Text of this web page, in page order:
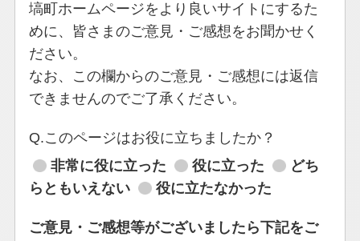
塙町ホームページをより良いサイトにするた
めに、皆さまのご意見・ご感想をお聞かせく
ださい。
なお、この欄からのご意見・ご感想には返信
できませんのでご了承ください。
Q.このページはお役に立ちましたか？
非常に役に立った
役に立った
どち
らともいえない
役に立たなかった
ご意見・ご感想等がございましたら下記をご